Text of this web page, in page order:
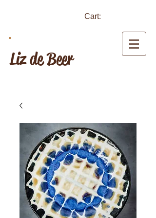
Cart:
Liz de Beer